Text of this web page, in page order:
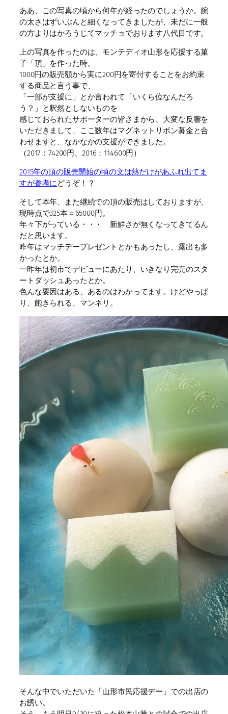
ああ、この写真の頃から何年が経ったのでしょうか。腕
の太さはずいぶんと細くなってきましたが、未だに一般
の方よりはかろうじてマッチョでおります八代目です。
上の写真を作ったのは、モンテディオ山形を応援する菓
子「頂」を作った時。
1000円の販売額から実に200円を寄付することをお約束
する商品と言う事で、
「一部が支援に」とか言われて「いくら位なんだろ
う？」と釈然としないものを
感じておられたサポーターの皆さまから、大変な反響を
いただきまして、ここ数年はマグネットリボン募金と合
わせますと、なかなかの支援ができました。
（2017：74200円、2016：114600円）
2015年の頂の販売開始の頃の文は熱だけがあふれ出てま
すが参考にどうぞ！？
そして本年、また継続での頂の販売はしておりますが、
現時点で325本＝65000円。
年々下がっている・・・ 新鮮さが無くなってきてるん
だと思います。
昨年はマッチデープレゼントとかもあったし、露出も多
かったとか。
一昨年は初市でデビューにあたり、いきなり完売のスタ
ートダッシュあったとか。
色んな要因はある、あるのはわかってます。けどやっぱ
り、飽きられる、マンネリ。
そんな中でいただいた「山形市民応援デー」での出店の
お誘い。